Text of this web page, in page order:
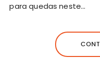
para quedas neste…